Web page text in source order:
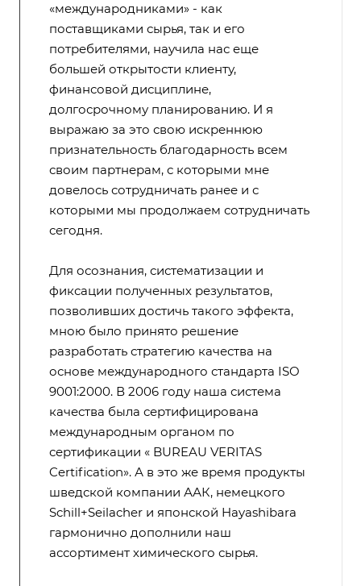
«международниками» - как
поставщиками сырья, так и его
потребителями, научила нас еще
большей открытости клиенту,
финансовой дисциплине,
долгосрочному планированию. И я
выражаю за это свою искреннюю
признательность благодарность всем
своим партнерам, с которыми мне
довелось сотрудничать ранее и с
которыми мы продолжаем сотрудничать
сегодня.
Для осознания, систематизации и
фиксации полученных результатов,
позволивших достичь такого эффекта,
мною было принято решение
разработать стратегию качества на
основе международного стандарта ISO
9001:2000. В 2006 году наша система
качества была сертифицирована
международным органом по
сертификации « BUREAU VERITAS
Certification». А в это же время продукты
шведской компании ААК, немецкого
Schill+Seilacher и японской Hayashibara
гармонично дополнили наш
ассортимент химического сырья.